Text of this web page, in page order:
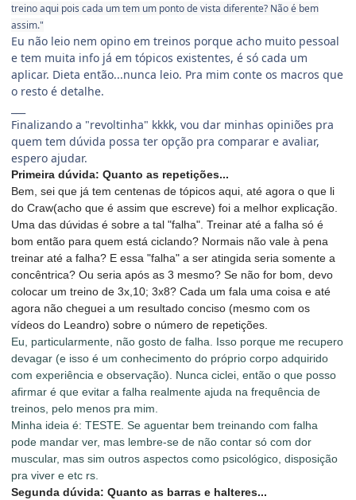
treino aqui pois cada um tem um ponto de vista diferente? Não é bem
assim."
Eu não leio nem opino em treinos porque acho muito pessoal
e tem muita info já em tópicos existentes, é só cada um
aplicar. Dieta então...nunca leio. Pra mim conte os macros que
o resto é detalhe.
Finalizando a "revoltinha" kkkk, vou dar minhas opiniões pra
quem tem dúvida possa ter opção pra comparar e avaliar,
espero ajudar.
Primeira dúvida: Quanto as repetições...
Bem, sei que já tem centenas de tópicos aqui, até agora o que li
do Craw(acho que é assim que escreve) foi a melhor explicação.
Uma das dúvidas é sobre a tal "falha". Treinar até a falha só é
bom então para quem está ciclando? Normais não vale à pena
treinar até a falha? E essa "falha" a ser atingida seria somente a
concêntrica? Ou seria após as 3 mesmo? Se não for bom, devo
colocar um treino de 3x,10; 3x8? Cada um fala uma coisa e até
agora não cheguei a um resultado conciso (mesmo com os
vídeos do Leandro) sobre o número de repetições.
Eu, particularmente, não gosto de falha. Isso porque me recupero
devagar (e isso é um conhecimento do próprio corpo adquirido
com experiência e observação). Nunca ciclei, então o que posso
afirmar é que evitar a falha realmente ajuda na frequência de
treinos, pelo menos pra mim.
Minha ideia é: TESTE. Se aguentar bem treinando com falha
pode mandar ver, mas lembre-se de não contar só com dor
muscular, mas sim outros aspectos como psicológico, disposição
pra viver e etc rs.
Segunda dúvida: Quanto as barras e halteres...